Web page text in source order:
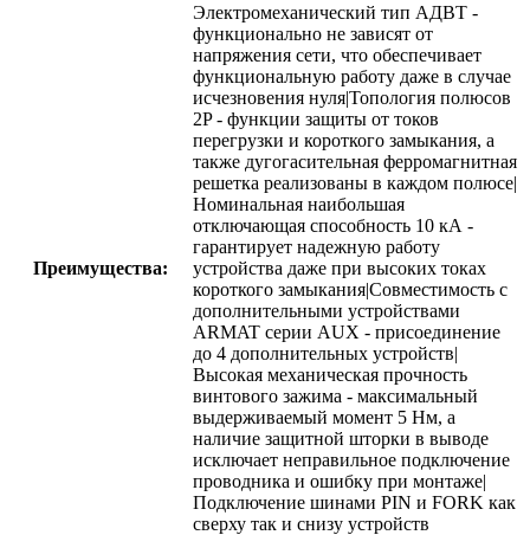
Преимущества:
Электромеханический тип АДВТ -
функционально не зависят от
напряжения сети, что обеспечивает
функциональную работу даже в случае
исчезновения нуля|Топология полюсов
2P - функции защиты от токов
перегрузки и короткого замыкания, а
также дугогасительная ферромагнитная
решетка реализованы в каждом полюсе|
Номинальная наибольшая
отключающая способность 10 кА -
гарантирует надежную работу
устройства даже при высоких токах
короткого замыкания|Совместимость с
дополнительными устройствами
ARMAT серии AUX - присоединение
до 4 дополнительных устройств|
Высокая механическая прочность
винтового зажима - максимальный
выдерживаемый момент 5 Нм, а
наличие защитной шторки в выводе
исключает неправильное подключение
проводника и ошибку при монтаже|
Подключение шинами PIN и FORK как
сверху так и снизу устройств